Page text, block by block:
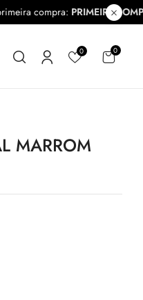
na primeira compra:
0 0
MARROM